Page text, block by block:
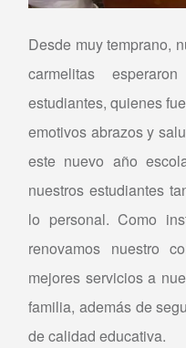
Desde muy temprano,
carmelitas
estudiantes, quienes
emotivos abrazos y
este nuevo año
nuestros estudiantes
lo personal. Como
renovamos nuestro
mejores servicios a
familia, además de
de calidad educativa.